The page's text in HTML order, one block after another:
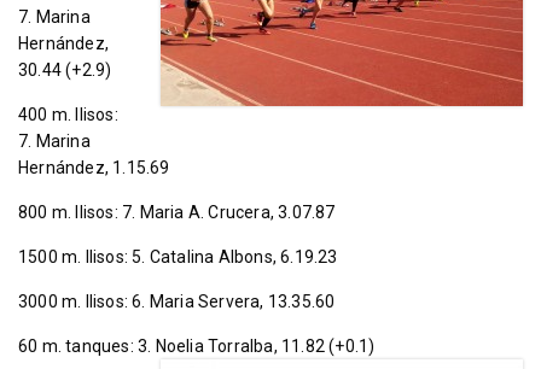
7. Marina
Hernández,
30.44 (+2.9)
400 m. llisos:
7. Marina
Hernández, 1.15.69
800 m. llisos: 7. Maria A. Crucera, 3.07.87
1500 m. llisos: 5. Catalina Albons, 6.19.23
3000 m. llisos: 6. Maria Servera, 13.35.60
60 m. tanques: 3. Noelia Torralba, 11.82 (+0.1)